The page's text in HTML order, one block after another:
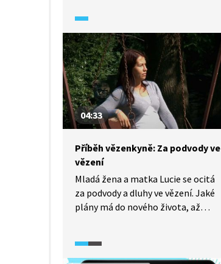
pravidelné aktualizace.
04:33
Příběh vězenkyně: Za podvody ve
vězení
Mladá žena a matka Lucie se ocitá
za podvody a dluhy ve vězení. Jaké
plány má do nového života, až